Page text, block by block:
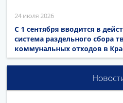
24 июля 2026
С 1 сентября вводится в
система раздельного сбора
коммунальных отходов в